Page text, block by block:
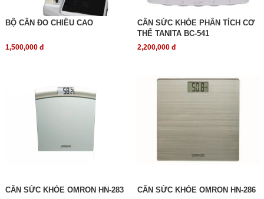
BỘ CÂN ĐO CHIỀU CAO
1,500,000 đ
CÂN SỨC KHỎE PHÂN TÍCH CƠ
THỂ TANITA BC-541
2,200,000 đ
CÂN SỨC KHỎE OMRON HN-283 CÂN SỨC KHỎE OMRON HN-286